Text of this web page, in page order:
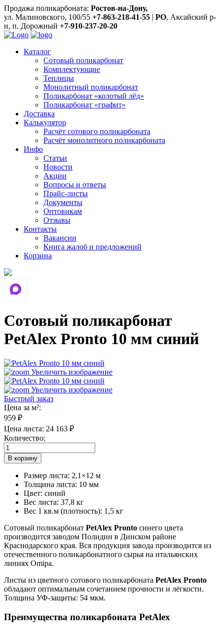
Продажа поликарбоната: Ростов-на-Дону,
ул. Малиновского, 100/55 +7-863-218-41-55 | РО, Аксайский р-
н, п. Дорожный +7-910-237-20-20
Каталог
Сотовый поликарбонат
Комплектующие
Теплицы
Монолитный поликарбонат
Поликарбонат «колотый лёд»
Поликарбонат «графит»
Доставка
Калькулятор
Расчёт сотового поликарбоната
Расчёт монолитного поликарбоната
Инфо
Статьи
Новости
Акции
Вопросы и ответы
Прайс-листы
Документы
Оптовикам
Отзывы
Контакты
Вакансии
Книга жалоб и предложений
Корзина
Сотовый поликарбонат
PetAlex Pronto 10 мм синий
Увеличить изображение
Увеличить изображение
Быстрый заказ
Цена за м²:
959 ₽
Цена листа: 24 163 ₽
Количество:
Размер листа: 2,1×12 м
Толщина листа: 10 мм
Цвет: синий
Вес листа: 37,8 кг
Вес 1 кв.м (плотность): 1,5 кг
Сотовый поликарбонат PetAlex Pronto синего цвета
производится заводом Полидин в Динском районе
Краснодарского края. Вся продукция завода производится из
отечественного поликарбонатного сырья на итальянских
линиях Omipa.
Листы из цветного сотового поликарбоната PetAlex Pronto
обладают оптимальным сочетанием прочности и лёгкости.
Толщина УФ-защиты: 54 мкм.
Преимущества поликарбоната PetAlex